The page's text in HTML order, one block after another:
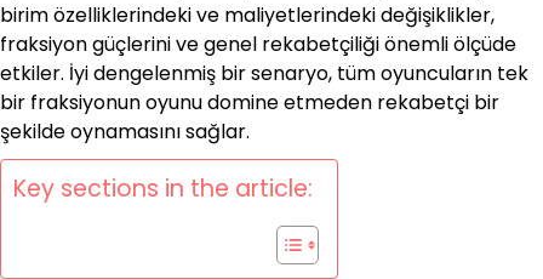
birim özelliklerindeki ve maliyetlerindeki değişiklikler,
fraksiyon güçlerini ve genel rekabetçiliği önemli ölçüde
etkiler. İyi dengelenmiş bir senaryo, tüm oyuncuların tek
bir fraksiyonun oyunu domine etmeden rekabetçi bir
şekilde oynamasını sağlar.
Key sections in the article: